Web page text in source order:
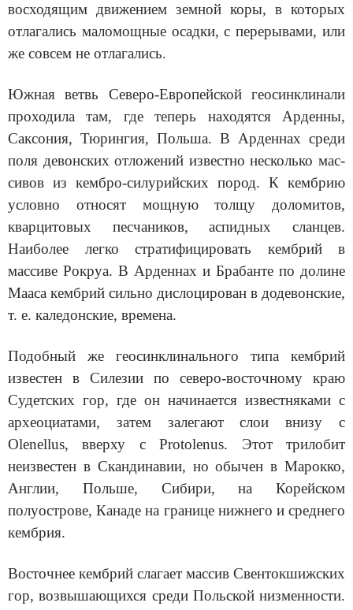
восходящим движением земной коры, в которых
отлагались маломощные осадки, с перерывами, или
же совсем не отлагались.
Южная ветвь Северо-Европейской геосинклинали
проходила там, где теперь находятся Арденны,
Саксония, Тюрингия, Польша. В Арденнах среди
поля девонских отложений известно несколько мас­
сивов из кембро-силурийских пород. К кембрию
условно относят мощную толщу доломитов,
кварцитовых песчаников, аспидных сланцев.
Наиболее легко стратифицировать кембрий в
массиве Рокруа. В Ар­деннах и Брабанте по долине
Мааса кембрий сильно дислоцирован в додевонские,
т. е. каледонские, времена.
Подобный же геосинклинального типа кембрий
известен в Силезии по северо-восточному краю
Судетских гор, где он начинается извест­няками с
археоциатами, затем залегают слои внизу с
Olenellus, вверху с Protolenus. Этот трилобит
неизвестен в Скандинавии, но обычен в Ма­рокко,
Англии, Польше, Сибири, на Корейском
полуострове, Канаде на границе нижнего и среднего
кембрия.
Восточнее кембрий слагает массив Свентокшижских
гор, возвышаю­щихся среди Польской низменности.